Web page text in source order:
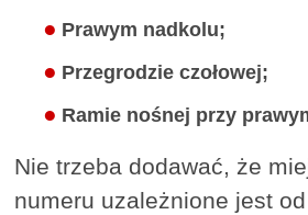
Prawym nadkolu;
Przegrodzie czołowej;
Ramie nośnej przy
Nie trzeba dodawać, że
numeru uzależnione jest